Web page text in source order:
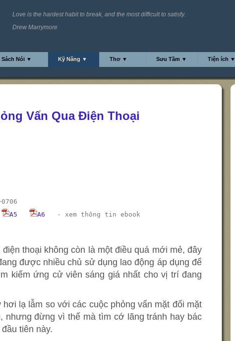
Love is the hardest habit to break, and the most difficult to satisfy.
Drew Marrymore
Sách Nói ▼ Kỹ Năng ▼ Thơ ▼ Sưu Tầm ▼ Tiện ích ▼
Vấn Qua Điện Thoại
A5 A6 - xem thông tin ebook
điện thoại không còn là một điều quá mới mẻ, đây
được nhiều chủ sử dụng lao động áp dụng để
kiếm ứng cử viên sáng giá nhất cho vị trí đang
hơi lạ lẫm so với các cuộc phỏng vấn mặt đối mặt
nhưng đừng vì thế mà tìm cớ lãng tránh hay bác
tiên này.